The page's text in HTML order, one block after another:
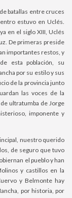
batallas entre cruces
estuvo en Uclés.
en el siglo XIII, Uclés
De primeras preside
importantes restos, y
esta población, su
por su estilo y sus
de la provincia junto
las voces de la
ultratumba de Jorge
imponente y
nuestro querido
de seguro que tuvo
el pueblo y han
y castillos en la
y Belmonte hay
por historia, por